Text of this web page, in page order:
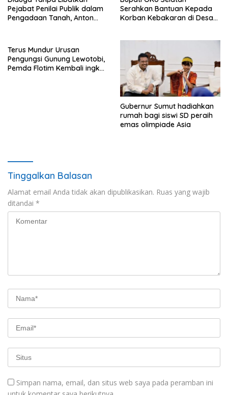
Pejabat Penilai Publik dalam
Pengadaan Tanah, Anton
Serahkan Bantuan Kepada
Korban Kebakaran di Desa
Terus Mundur Urusan
Pengungsi Gunung Lewotobi,
Pemda Flotim Kembali ingkar
Gubernur Sumut hadiahkan
rumah bagi siswi SD peraih
emas olimpiade Asia
Tinggalkan Balasan
Alamat email Anda tidak akan dipublikasikan. Ruas yang wajib
ditandai *
Simpan nama, email, dan situs web saya pada peramban ini